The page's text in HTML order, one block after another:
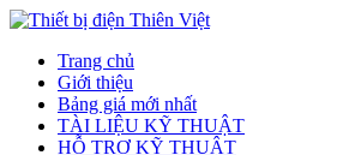
Trang chủ
Giới thiệu
Bảng giá mới nhất
TÀI LIỆU KỸ THUẬT
HỖ TRỢ KỸ THUẬT